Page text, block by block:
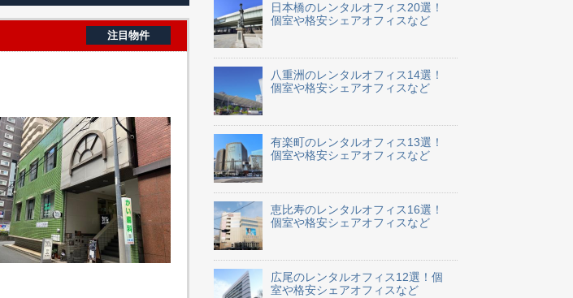
注目物件
日本橋のレンタルオフィス20選！
個室や格安シェアオフィスなど
八重洲のレンタルオフィス14選！
個室や格安シェアオフィスなど
有楽町のレンタルオフィス13選！
個室や格安シェアオフィスなど
恵比寿のレンタルオフィス16選！
個室や格安シェアオフィスなど
広尾のレンタルオフィス12選！個
室や格安シェアオフィスなど